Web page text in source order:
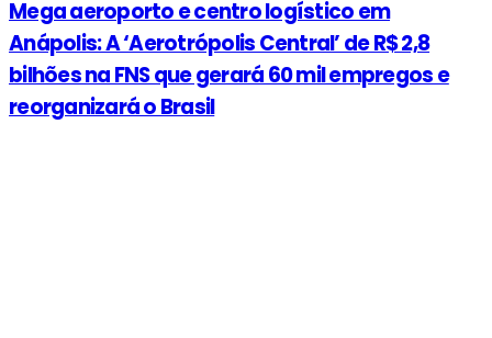
Mega aeroporto e centro logístico em
Anápolis: A ‘Aerotrópolis Central’ de R$ 2,8
bilhões na FNS que gerará 60 mil empregos e
reorganizará o Brasil